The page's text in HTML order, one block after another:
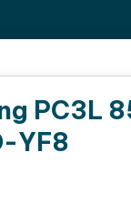
PC3L
YF8